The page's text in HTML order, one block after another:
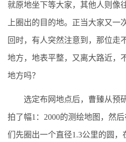
就原地坐下等大家，其他人则像
上圈出的目的地。正当大家又一
回时，有人突然注意到，那位走
地方，地表平整，又离大路近，
地方吗？
选定布网地点后，曹臻从预研
拍了幅1：2000的测绘地图，然
们先圈出一个直径1.3公里的圆，